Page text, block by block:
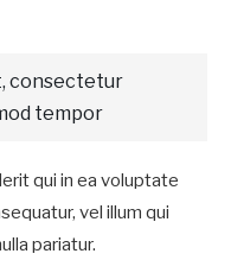
consectetur
tempor
qui in ea voluptate
vel illum qui
pariatur.